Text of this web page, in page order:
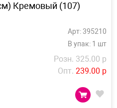
Кремовый (107)
Арт: 395210
В упак: 1 шт
Розн. 325.00 р
Опт. 239.00 р